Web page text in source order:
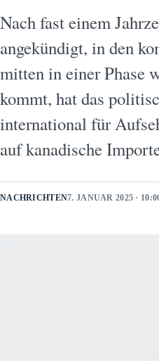
Nach fast einem
angekündigt, in den
mitten in einer Phase
kommt, hat das
international für
auf kanadische
NACHRICHTEN7. JANUAR 2025 ·